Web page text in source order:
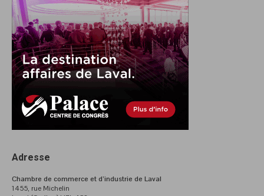
Adresse
Chambre de commerce et d’industrie de Laval
1455, rue Michelin